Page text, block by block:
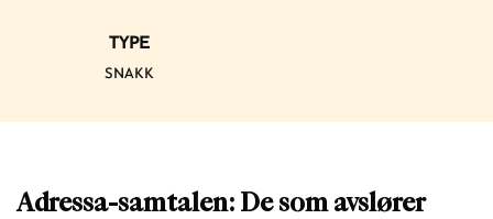
Adressa-samtalen: De som avslører
TYPE
SNAKK